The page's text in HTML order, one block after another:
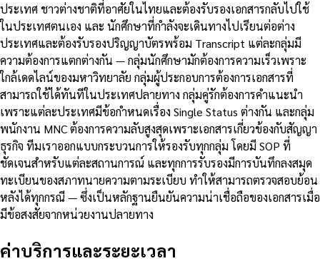
ประเทศ ชาวต่างชาติที่อาศัยในไทยและต้องรับรองเอกสารกลับไปใช้
ในประเทศตนเอง และ นักศึกษาที่กำลังจะเดินทางไปเรียนต่อต่าง
ประเทศและต้องรับรองปริญญาบัตรพร้อม Transcript แต่ละกลุ่มมี
ความต้องการแตกต่างกัน — กลุ่มนักศึกษามักต้องการความเร็วเพราะ
ใกล้เดดไลน์ของมหาวิทยาลัย กลุ่มผู้ประกอบการต้องการเอกสารที่
สามารถใช้ได้ทันทีในประเทศปลายทาง กลุ่มคู่รักต้องการคำแนะนำ
เพราะแต่ละประเทศมีข้อกำหนดเรื่อง Single Status ต่างกัน และกลุ่ม
พนักงาน MNC ต้องการความลับสูงสุดเพราะเอกสารเกี่ยวข้องกับสัญญา
ธุรกิจ ทีมเราออกแบบกระบวนการให้รองรับทุกกลุ่ม โดยมี SOP ที่
ชัดเจนสำหรับแต่ละสถานการณ์ และทุกการรับรองมีการบันทึกลงสมุด
ทะเบียนของสภาทนายความตามระเบียบ ทำให้สามารถตรวจสอบย้อน
หลังได้ทุกกรณี — ซึ่งเป็นหลักฐานยืนยันความน่าเชื่อถือของเอกสารเมื่อ
มีข้อสงสัยจากหน่วยงานปลายทาง
ค่าบริการและระยะเวลา